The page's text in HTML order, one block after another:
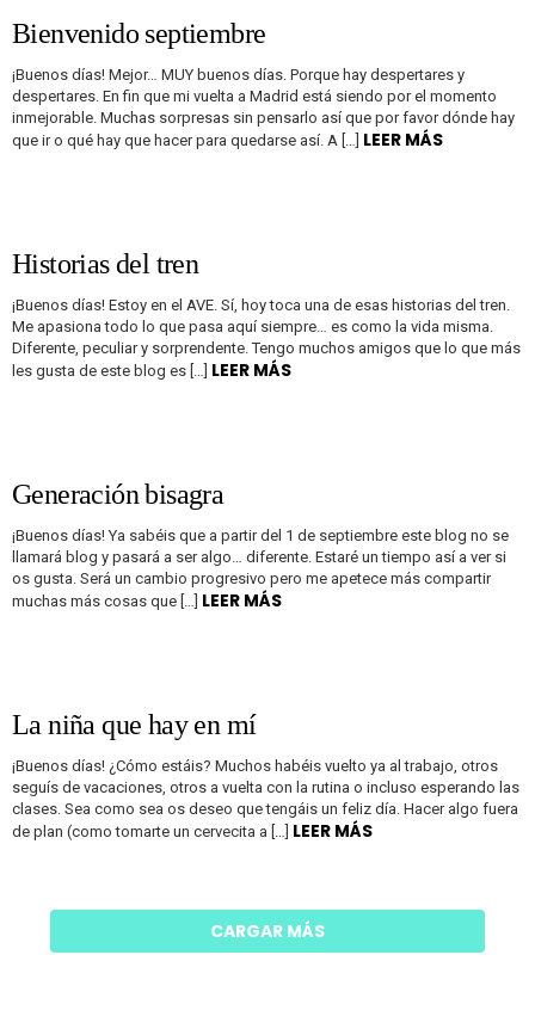
Bienvenido septiembre
¡Buenos días! Mejor… MUY buenos días. Porque hay despertares y
despertares. En fin que mi vuelta a Madrid está siendo por el momento
inmejorable. Muchas sorpresas sin pensarlo así que por favor dónde hay
que ir o qué hay que hacer para quedarse así. A […] LEER MÁS
Historias del tren
¡Buenos días! Estoy en el AVE. Sí, hoy toca una de esas historias del tren.
Me apasiona todo lo que pasa aquí siempre… es como la vida misma.
Diferente, peculiar y sorprendente. Tengo muchos amigos que lo que más
les gusta de este blog es […] LEER MÁS
Generación bisagra
¡Buenos días! Ya sabéis que a partir del 1 de septiembre este blog no se
llamará blog y pasará a ser algo… diferente. Estaré un tiempo así a ver si
os gusta. Será un cambio progresivo pero me apetece más compartir
muchas más cosas que […] LEER MÁS
La niña que hay en mí
¡Buenos días! ¿Cómo estáis? Muchos habéis vuelto ya al trabajo, otros
seguís de vacaciones, otros a vuelta con la rutina o incluso esperando las
clases. Sea como sea os deseo que tengáis un feliz día. Hacer algo fuera
de plan (como tomarte un cervecita a […] LEER MÁS
CARGAR MÁS